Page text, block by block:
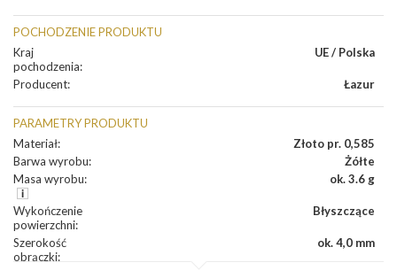
POCHODZENIE PRODUKTU
Kraj
pochodzenia:
UE / Polska
Producent: Łazur
PARAMETRY PRODUKTU
Materiał:
Złoto pr. 0,585
Barwa wyrobu:
Żółte
Masa wyrobu: ok. 3.6 g
Wykończenie
powierzchni:
Błyszczące
Szerokość
obrączki:
ok. 4,0 mm